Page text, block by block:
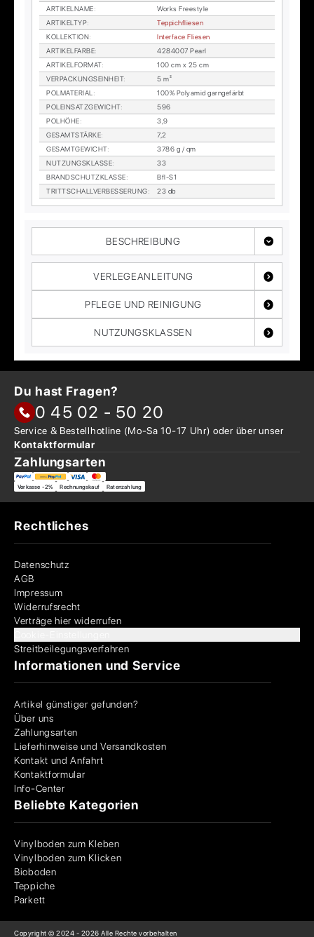
AR­TI­KEL­NA­ME:
Works Free­style
AR­TI­KEL­TYP:
Tep­pich­flie­sen
KOL­LEK­TI­ON:
In­ter­face Flie­sen
AR­TI­KEL­FAR­BE:
4284007 Pearl
AR­TI­KEL­FOR­MAT:
100 cm x 25 cm
VER­PA­CKUNGS­EIN­HEIT:
5 m²
POL­MA­TE­RI­AL:
100% Po­ly­amid garn­ge­färbt
POL­EIN­SATZ­GE­WICHT:
596
POL­HÖ­HE:
3,9
GE­SAMT­STÄR­KE:
7,2
GE­SAMT­GE­WICHT:
3786 g / qm
NUT­ZUNGS­KLAS­SE:
33
BRAND­SCHUTZ­KLAS­SE:
Bfl-S1
TRITT­SCHALL­VER­BES­SE­RUNG: 23 db
BESCHREIBUNG
VERLEGEANLEITUNG
PFLEGE UND REINIGUNG
NUTZUNGSKLASSEN
Du hast Fragen?
0 45 02 - 50 20
Service & Bestellhotline (Mo-Sa 10-17 Uhr) oder überunser
Kontaktformular
Zahlungsarten
Vorkasse -2% Rechnungskauf Ratenzahlung
Rechtliches
Datenschutz
AGB
Impressum
Widerrufsrecht
Verträge hier widerrufen
Streitbeilegungsverfahren
Informationen und Service
Artikel günstiger gefunden?
Über uns
Zahlungsarten
Lieferhinweise und Versandkosten
Kontakt und Anfahrt
Kontaktformular
Info-Center
Beliebte Kategorien
Vinylboden zum Kleben
Vinylboden zum Klicken
Bioboden
Teppiche
Parkett
Copyright © 2024 - 2026 Alle Rechte vorbehalten